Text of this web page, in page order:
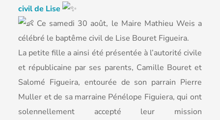
civil de Lise
Ce samedi 30 août, le Maire Mathieu Weis a
célébré le baptême civil de Lise Bouret Figueira.
La petite fille a ainsi été présentée à l’autorité civile
et républicaine par ses parents, Camille Bouret et
Salomé Figueira, entourée de son parrain Pierre
Muller et de sa marraine Pénélope Figuiera, qui ont
solennellement accepté leur mission